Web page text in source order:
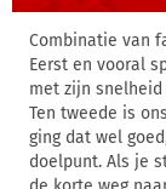
Combinatie van
Eerst en vooral
met zijn
Ten tweede is
ging dat wel
doelpunt. Als je